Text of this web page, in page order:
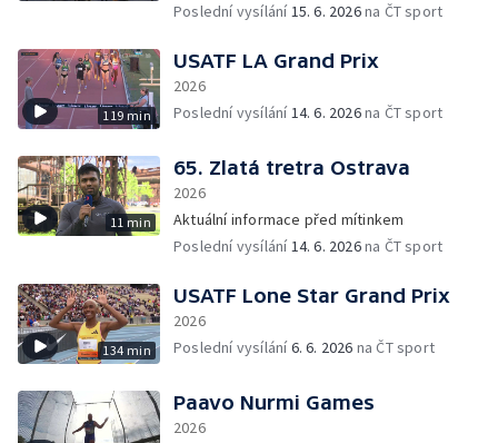
Poslední vysílání15. 6. 2026na ČT sport
119 min
USATF LA Grand Prix
2026
Poslední vysílání14. 6. 2026na ČT sport
11 min
65. Zlatá tretra Ostrava
2026
Aktuální informace před mítinkem
Poslední vysílání14. 6. 2026na ČT sport
134 min
USATF Lone Star Grand Prix
2026
Poslední vysílání6. 6. 2026 na ČT sport
Paavo Nurmi Games
2026